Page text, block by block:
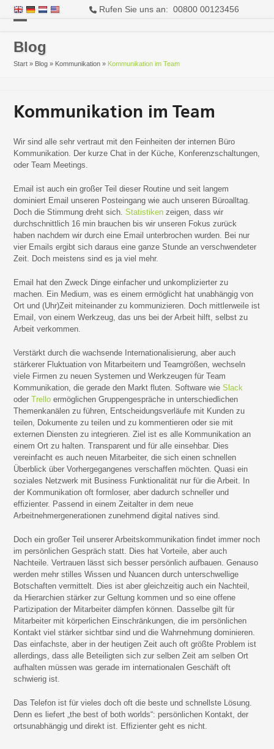
Rufen Sie uns an: 00800 00123456
mobile
mobile
Blog
Start » Blog » Kommunikation » Kommunikation im Team
Kommunikation im Team
Wir sind alle sehr vertraut mit den Feinheiten der internen Büro
Kommunikation. Der kurze Chat in der Küche, Konferenzschaltungen,
oder Team Meetings.
Email ist auch ein großer Teil dieser Routine und seit langem
dominiert Email unseren Posteingang wie auch unseren Büroalltag.
Doch die Stimmung dreht sich.Statistiken zeigen, dass wir
durchschnittlich 16 min brauchen bis wir unseren Fokus zurück
haben nachdem wir durch eine Email unterbrochen wurden. Bei nur
vier Emails ergibt sich daraus eine ganze Stunde an verschwendeter
Zeit. Doch meistens sind es ja viel mehr.
Email hat den Zweck Dinge einfacher und unkomplizierter zu
machen. Ein Medium, was es einem ermöglicht hat unabhängig von
Ort und (Uhr)Zeit miteinander zu kommunizieren. Doch mittlerweile ist
Email, von einem Werkzeug, das uns bei der Arbeit hilft, selbst zu
Arbeit verkommen.
Verstärkt durch die wachsende Internationalisierung, aber auch
stärkerer Fluktuation von Mitarbeitern und Teamgrößen, wechseln
viele Firmen zu neuen Systemen und Werkzeugen für Team
Kommunikation, die gerade den Markt fluten. Software wieSlack
oderTrello ermöglichen Gruppengespräche in unterschiedlichen
Themenkanälen zu führen, Entscheidungsverläufe mit Kunden zu
teilen, Dokumente zu teilen und zu kommentieren oder sie mit
externen Diensten zu integrieren. Ziel ist es alle Kommunikation an
einem Ort zu halten. Transparent und für alle einsehbar. Dies
vereinfacht es auch neuen Mitarbeiter, die sich einen schnellen
Überblick über Vorhergegangenes verschaffen möchten. Quasi ein
soziales Netzwerk mit Business Funktionalität nur für die Arbeit. In
der Kommunikation oft formloser, aber dadurch schneller und
effizienter. Passend in einem Zeitalter in dem neue
Arbeitnehmergenerationen zunehmend digital natives sind.
Doch ein großer Teil unserer Arbeitskommunikation findet immer noch
im persönlichen Gespräch statt. Dies hat Vorteile, aber auch
Nachteile. Vertrauen lässt sich besser persönlich aufbauen. Genauso
werden mehr stilles Wissen und Nuancen durch unterschwellige
Botschaften vermittelt. Dies ist aber gleichzeitig auch ein Nachteil,
da Hierarchien stärker zur Geltung kommen und so eine offene
Partizipation der Mitarbeiter dämpfen können. Dasselbe gilt für
Mitarbeiter mit körperlichen Einschränkungen, die im persönlichen
Kontakt viel stärker sichtbar sind und die Wahrnehmung dominieren.
Das einfachste, aber in der heutigen Zeit auch oft größte Problem ist
allerdings, dass alle Beteiligten sich zur selben Zeit am selben Ort
aufhalten müssen was gerade im internationalen Geschäft oft
schwierig ist.
Das Telefon ist für vieles doch oft die beste und schnellste Lösung.
Denn es liefert „the best of both worlds“: persönlichen Kontakt, der
ortsunabhängig und direkt ist. Effizienter geht es nicht.